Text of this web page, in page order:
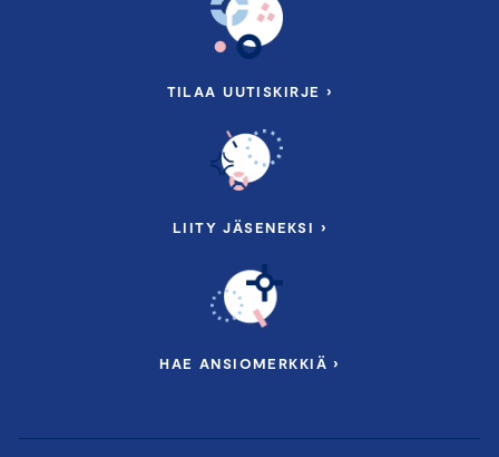
TILAA UUTISKIRJE ›
LIITY JÄSENEKSI ›
HAE ANSIOMERKKIÄ ›